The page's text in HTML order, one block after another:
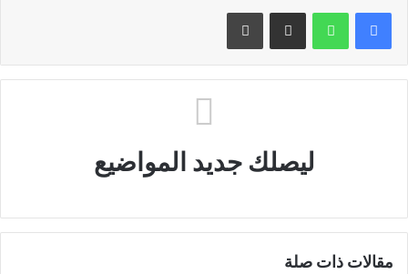
مشاركة عبر البريد
ليصلك جديد المواضيع
مقالات ذات صلة